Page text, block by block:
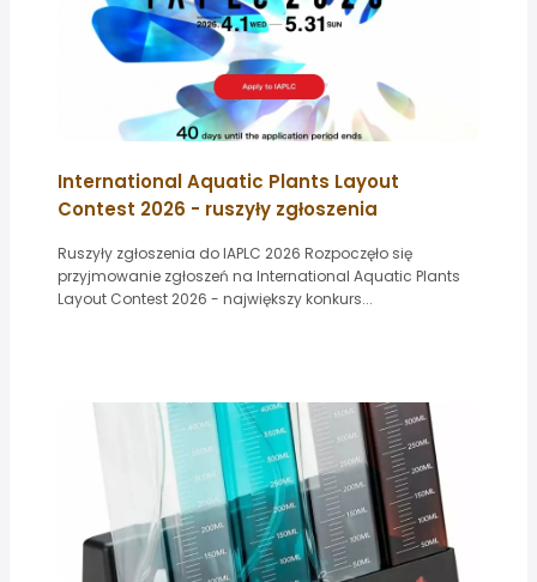
International Aquatic Plants Layout
Contest 2026 - ruszyły zgłoszenia
Ruszyły zgłoszenia do IAPLC 2026 Rozpoczęło się
przyjmowanie zgłoszeń na International Aquatic Plants
Layout Contest 2026 - największy konkurs...